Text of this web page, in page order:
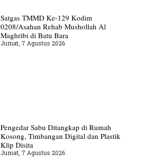
Satgas TMMD Ke-129 Kodim
0208/Asahan Rehab Mushollah Al
Maghribi di Batu Bara
Jumat, 7 Agustus 2026
Pengedar Sabu Ditangkap di Rumah
Kosong, Timbangan Digital dan Plastik
Klip Disita
Jumat, 7 Agustus 2026